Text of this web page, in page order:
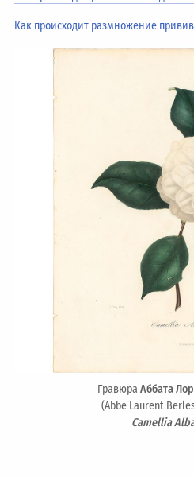
Как происходит размножение
ГравюраАббата
(Abbe Laurent
Camellia